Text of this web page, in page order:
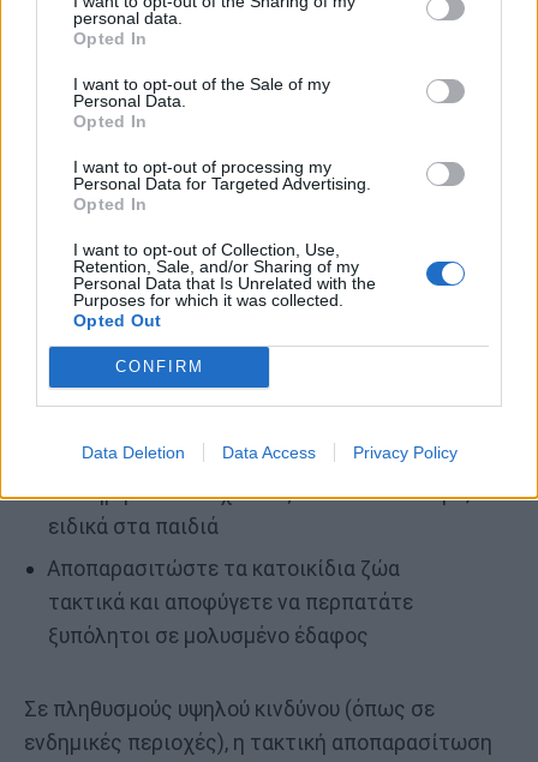
personal data.
Opted In
I want to opt-out of the Sale of my
Personal Data.
Opted In
I want to opt-out of processing my
Personal Data for Targeted Advertising.
Opted In
I want to opt-out of Collection, Use,
Retention, Sale, and/or Sharing of my
Personal Data that Is Unrelated with the
Purposes for which it was collected.
Opted Out
CONFIRM
Data Deletion Data Access Privacy Policy
υψηλότερο κίνδυνο. Η βασική υγιεινή και η
ασφάλεια των τροφίμων είναι ζωτικής σημασίας.
Προληπτικές πρακτικές:
Πλένετε καλά τα χέρια με σαπούνι μετά τη
χρήση της τουαλέτας ή πριν από το
Πίνετε μόνο καθαρό, φιλτραρισμένο ή
βρασμένο νερό
Αποφύγετε να καταναλώνετε ωμό ή
ανεπαρκώς ψημένο κρέας και ψάρι
φάτε
Διατηρήστε τα νύχια σας κοντά και καθαρά,
ειδικά στα παιδιά
Αποπαρασιτώστε τα κατοικίδια ζώα
τακτικά και αποφύγετε να περπατάτε
ξυπόλητοι σε μολυσμένο έδαφος
Σε πληθυσμούς υψηλού κινδύνου (όπως σε
ενδημικές περιοχές), η τακτική αποπαρασίτωση